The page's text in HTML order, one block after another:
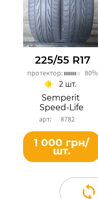
225/55 R17
протектор: 80%
Semperit
Speed-Life
8782
2 шт.
1 000 грн/
шт.